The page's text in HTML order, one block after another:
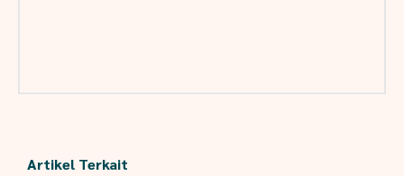
Artikel Terkait